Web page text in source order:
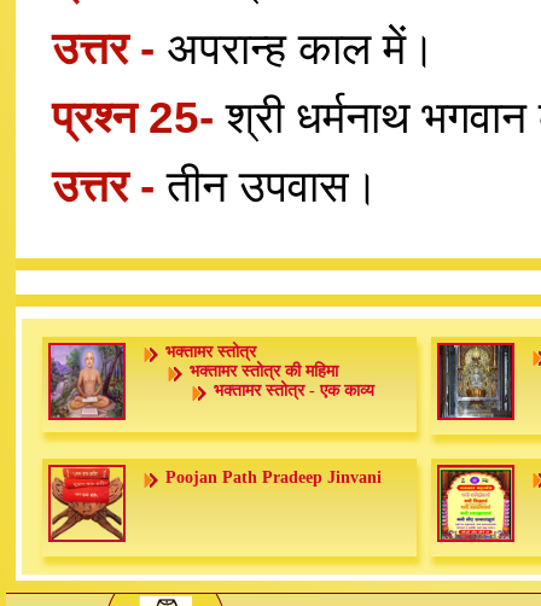
उत्तर - अपरान्ह काल में।
प्रश्न 25-श्री धर्मनाथ
उत्तर -तीन उपवास।
भक्तामर स्तोत्र
भक्तामर स्तोत्र की महिमा
भक्तामर स्तोत्र - एक काव्य
Poojan Path Pradeep Jinvani